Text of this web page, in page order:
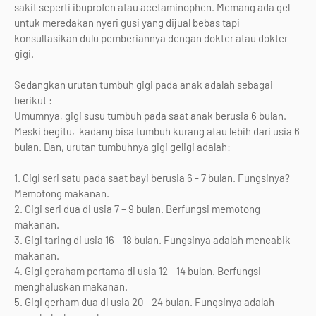
sakit seperti ibuprofen atau acetaminophen. Memang ada gel
untuk meredakan nyeri gusi yang dijual bebas tapi
konsultasikan dulu pemberiannya dengan dokter atau dokter
gigi.
Sedangkan urutan tumbuh gigi pada anak adalah sebagai
berikut :
Umumnya, gigi susu tumbuh pada saat anak berusia 6 bulan.
Meski begitu, kadang bisa tumbuh kurang atau lebih dari usia 6
bulan. Dan, urutan tumbuhnya gigi geligi adalah:
1. Gigi seri satu pada saat bayi berusia 6 - 7 bulan. Fungsinya?
Memotong makanan.
2. Gigi seri dua di usia 7 – 9 bulan. Berfungsi memotong
makanan.
3. Gigi taring di usia 16 - 18 bulan. Fungsinya adalah mencabik
makanan.
4. Gigi geraham pertama di usia 12 - 14 bulan. Berfungsi
menghaluskan makanan.
5. Gigi gerham dua di usia 20 - 24 bulan. Fungsinya adalah